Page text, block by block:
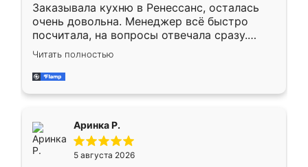
Заказывала кухню в Ренессанс, осталась
очень довольна. Менеджер всё быстро
посчитала, на вопросы отвечала сразу.
Замерщик приехал в субботу, подошёл к
делу со всей ответственностью. Собрали
за день, ребята работали аккуратно, даже
Читать полностью
Аринка Р.
5 августа 2026